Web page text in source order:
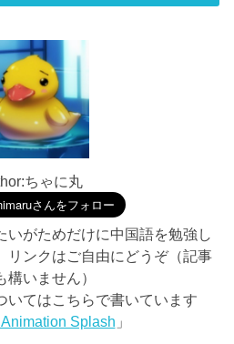
ちゃに丸
いがためだけに中国語を勉強し
リンクはご自由にどうぞ（記事
構いません）
いてはこちらで書いています
Splash 」